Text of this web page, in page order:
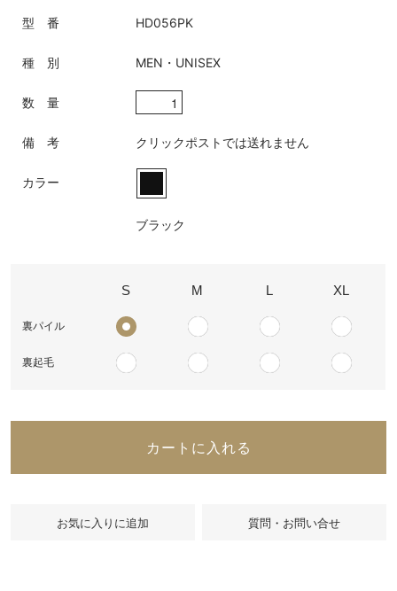
型 番 HD056PK
種 別 MEN・UNISEX
数 量
備 考 クリックポストでは送れません
カラー
ブラック
S M L XL
裏パイル
裏起毛
カートに入れる
質問・お問い合せ